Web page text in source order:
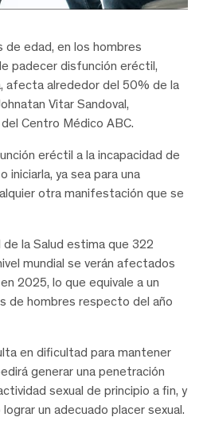
edad, en los hombres
padecer disfunción eréctil,
afecta alrededor del 50% de la
Vitar Sandoval,
Centro Médico ABC.
eréctil a la incapacidad de
iniciarla, ya sea para una
otra manifestación que se
de la Salud estima que 322
mundial se verán afectados
2025, lo que equivale a un
de hombres respecto del año
en dificultad para mantener
generar una penetración
sexual de principio a fin, y
un adecuado placer sexual.